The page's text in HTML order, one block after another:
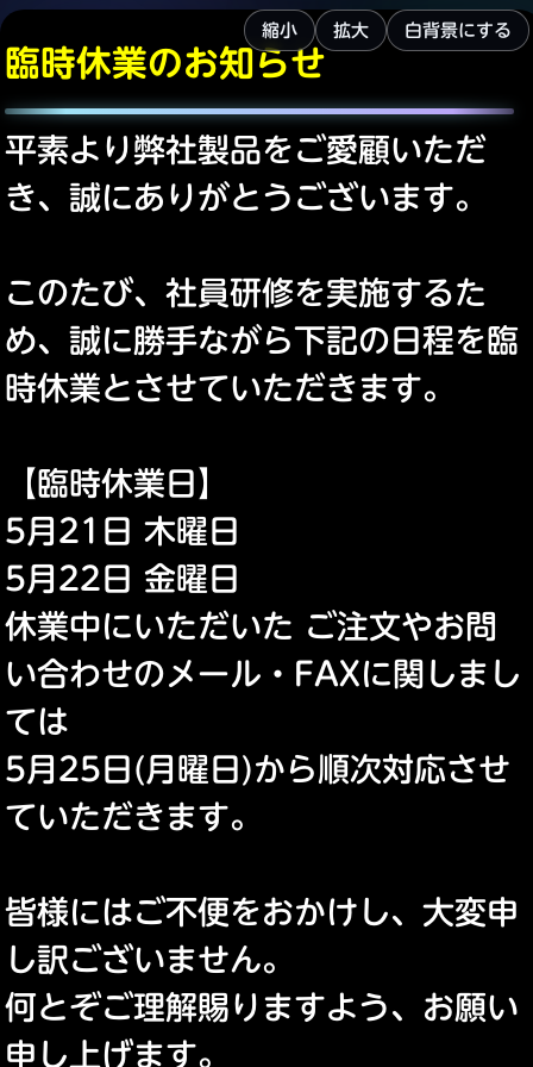
臨時休業のお知らせ
平素より弊社製品をご愛顧いただ
き、誠にありがとうございます。
このたび、社員研修を実施するた
め、誠に勝手ながら下記の日程を臨
時休業とさせていただきます。
【臨時休業日】
5月21日 木曜日
5月22日 金曜日
休業中にいただいた ご注文やお問
い合わせのメール・FAXに関しまし
ては
5月25日(月曜日)から順次対応させ
ていただきます。
皆様にはご不便をおかけし、大変申
し訳ございません。
何とぞご理解賜りますよう、お願い
申し上げます。
縮小 拡大 白背景にする